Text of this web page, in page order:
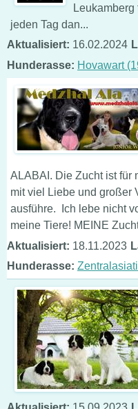
jeden Tag dan...
Aktualisiert: 16.02.2024
Hunderasse: Hovawart
ALABAI. Die Zucht ist für
mit viel Liebe und großer
ausführe. Ich lebe nicht
meine Tiere! MEINE
Aktualisiert: 18.11.2023
Hunderasse: